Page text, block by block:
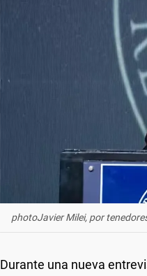
photoJavier Milei, por
Durante una nueva